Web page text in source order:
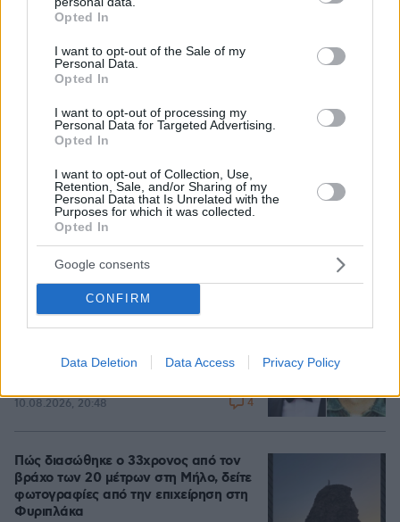
grant or deny consent to Google and its third-party tags to
use your data for below specified purposes in below Google
consent section.
Opted In
I want to opt-out of the Sale of my
Personal Data.
Opted In
I want to opt-out of processing my
Personal Data for Targeted Advertising.
Opted In
I want to opt-out of Collection, Use,
Retention, Sale, and/or Sharing of my
Personal Data that Is Unrelated with the
Purposes for which it was collected.
Opted In
Google consents
CONFIRM
Data Deletion Data Access Privacy Policy
πάρω τον Γιόκιτς φέτος, θα το κάνω
το λάβαρο του Μποντίρογκα
10.08.2026, 18:29
Τη Υπερμάχω: Η νύχτα του Αυγούστου
πριν από 1.400 χρόνια, που γέννησε
τον Ακάθιστο Ύμνο
09.08.2026, 22:48 173
Η σκοτεινή ιστορία πίσω από τη δόξα:
Όταν ο Κρίστοφερ Νόλαν
αδελφός του για υπόθεση δολοφονίας
10.08.2026, 20:48 4
Πώς διασώθηκε ο 33χρονος από τον
βράχο των 20 μέτρων στη Μήλο, δείτε
φωτογραφίες από την επιχείρηση στη
Φυριπλάκα